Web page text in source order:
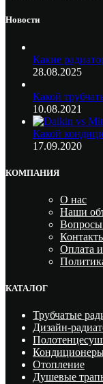
Новости
Какие
28.08.2025
Какой
10.08.2021
Какой
17.09.2020
КОМПАНИЯ
О нас
Наши
Оплата
КАТАЛОГ
Трубчатые
Дизайн-
Отопление
Душевые